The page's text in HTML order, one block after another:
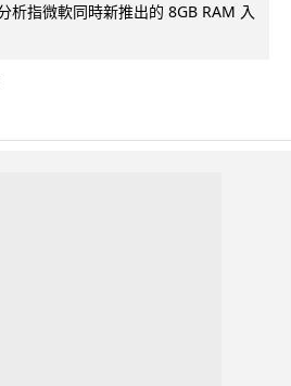
析指微軟同時新推出的 8GB RAM 入